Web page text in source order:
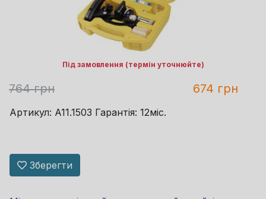
Під замовлення (термін уточнюйте)
764 грн 674 грн
Артикул: A11.1503 Гарантія: 12міс.
Зберегти